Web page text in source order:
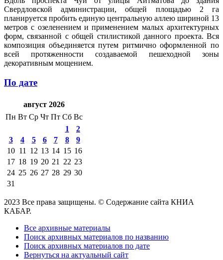
Свердловской администрации, общей площадью 2 га
планируется пробить единую центральную аллею шириной 13
метров с озеленением и применением малых архитектурных
форм, связанной с общей стилистикой данного проекта. Вся
композиция объединяется путем ритмично оформленной по
всей протяженности создаваемой пешеходной зоны
декоративным мощением.
По дате
август 2026
Пн Вт Ср Чт Пт Сб Вс
1
2
3
4 5 6 7 8
9
10 11 12 13 14 15 16
17 18 19 20 21 22 23
24 25 26 27 28 29 30
31
2023 Все права защищены. © Содержание сайта КНИА
КАБАР.
Все архивные материалы
Поиск архивных материалов по названию
Поиск архивных материалов по дате
Вернуться на актуальный сайт